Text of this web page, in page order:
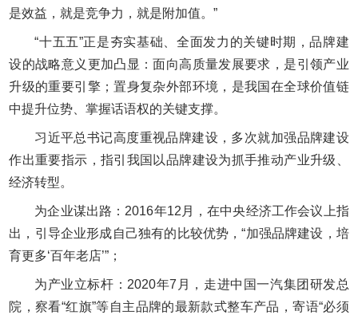
是效益，就是竞争力，就是附加值。”
“十五五”正是夯实基础、全面发力的关键时期，品牌建
设的战略意义更加凸显：面向高质量发展要求，是引领产业
升级的重要引擎；置身复杂外部环境，是我国在全球价值链
中提升位势、掌握话语权的关键支撑。
习近平总书记高度重视品牌建设，多次就加强品牌建设
作出重要指示，指引我国以品牌建设为抓手推动产业升级、
经济转型。
为企业谋出路：2016年12月，在中央经济工作会议上指
出，引导企业形成自己独有的比较优势，“加强品牌建设，培
育更多‘百年老店’”；
为产业立标杆：2020年7月，走进中国一汽集团研发总
院，察看“红旗”等自主品牌的最新款式整车产品，寄语“必须